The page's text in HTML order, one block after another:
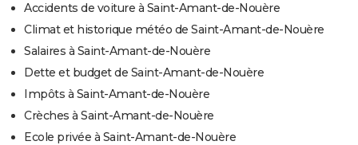
Accidents de voiture à Saint-Amant-de-Nouère
Climat et historique météo de Saint-Amant-de-Nouère
Salaires à Saint-Amant-de-Nouère
Dette et budget de Saint-Amant-de-Nouère
Impôts à Saint-Amant-de-Nouère
Crèches à Saint-Amant-de-Nouère
Ecole privée à Saint-Amant-de-Nouère